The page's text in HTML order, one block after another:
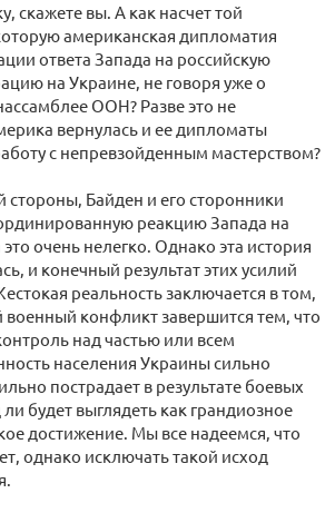
скажете вы. А как насчет той
американская дипломатия
ответа Запада на российскую
на Украине, не говоря уже о
ООН? Разве это не
вернулась и ее дипломаты
с непревзойденным мастерством?
стороны, Байден и его сторонники
реакцию Запада на
очень нелегко. Однако эта история
и конечный результат этих усилий
реальность заключается в том,
военный конфликт завершится тем, что
над частью или всем
населения Украины сильно
пострадает в результате боевых
будет выглядеть как грандиозное
достижение. Мы все надеемся, что
однако исключать такой исход